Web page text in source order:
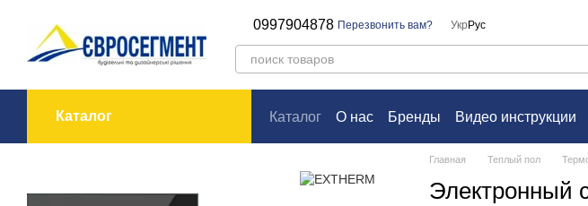
0997904878 Перезвонить вам? Укр Рус
Каталог Каталог О нас Бренды Видео инструкции
Главная Теплый пол
Электронный